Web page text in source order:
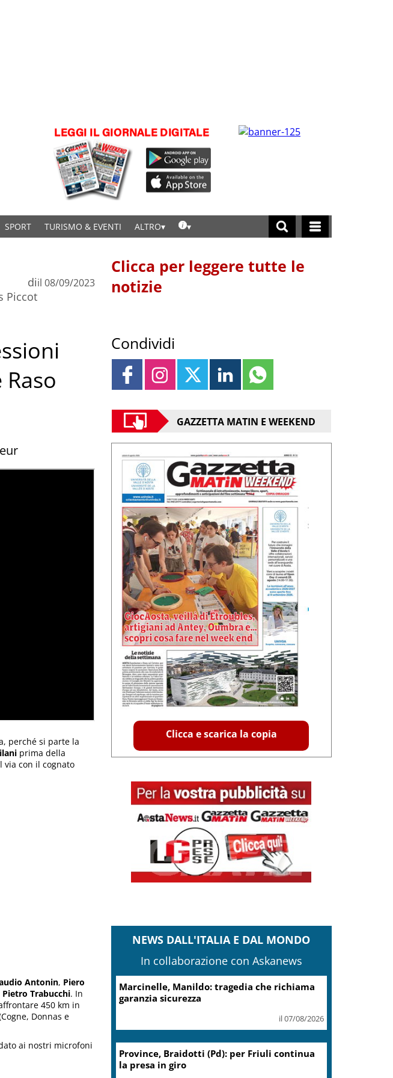
SPORT TURISMO & EVENTI ALTRO
di
Piccot
il 08/09/2023
perché si parte la
prima della
via con il cognato
Antonin, Piero
Pietro Trabucchi. In
450 km in
Donnas e
ai nostri microfoni
Clicca per leggere tutte le
notizie
Condividi
GAZZETTA MATIN E WEEKEND
Clicca e scarica la copia
NEWS DALL'ITALIA E DAL MONDO
In collaborazione con Askanews
Marcinelle, Manildo: tragedia che richiama
garanzia sicurezza
il 07/08/2026
Province, Braidotti (Pd): per Friuli continua
la presa in giro